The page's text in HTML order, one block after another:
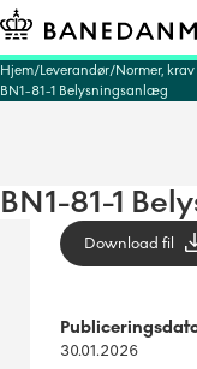
Hjem Leverandør Normer,
BN1-81-1 Belysningsanlæg
BN1-81-1
Download fil
30.01.2026